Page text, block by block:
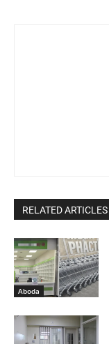
RELATED ARTICLES
Aboda